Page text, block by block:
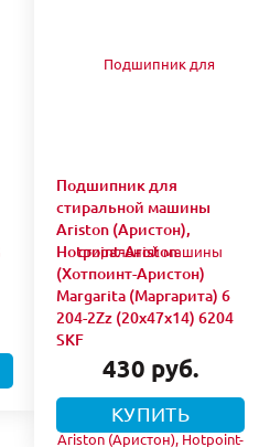
Подшипник для
стиральной машины
Ariston (Аристон),
Hotpoint-Ariston
(Хотпоинт-Аристон)
Margarita (Маргарита) 6
204-2Zz (20х47х14) 6204
SKF
430 руб.
КУПИТЬ